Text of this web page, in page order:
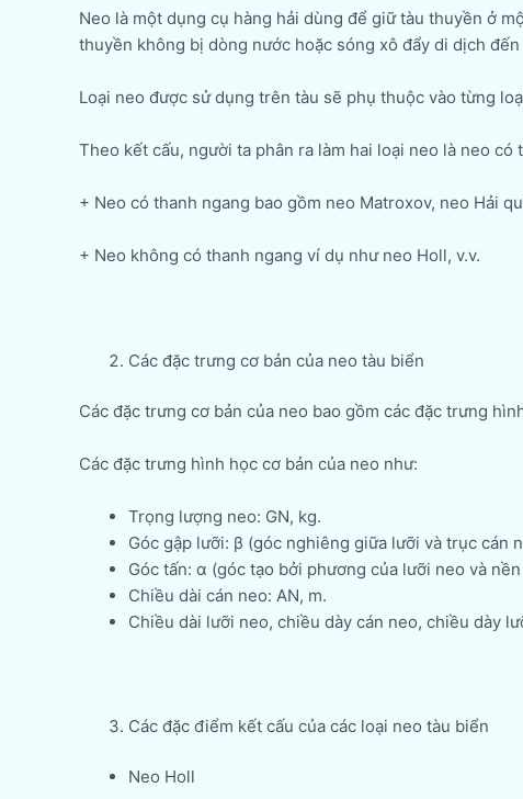
Neo là một dụng cụ hàng hải dùng để giữ tàu thuyền ở
thuyền không bị dòng nước hoặc sóng xô đẩy di dịch
Loại neo được sử dụng trên tàu sẽ phụ thuộc vào từng
Theo kết cấu, người ta phân ra làm hai loại neo là neo
+ Neo có thanh ngang bao gồm neo Matroxov, neo Hải
+ Neo không có thanh ngang ví dụ như neo Holl, v.v.
Các đặc trưng cơ bản của neo tàu biển
Các đặc trưng cơ bản của neo bao gồm các đặc trưng
Các đặc trưng hình học cơ bản của neo như:
Trọng lượng neo: GN, kg.
Góc gập lưỡi: β (góc nghiêng giữa lưỡi và trục cán
Góc tấn: α (góc tạo bởi phương của lưỡi neo và
Chiều dài cán neo: AN, m.
Chiều dài lưỡi neo, chiều dày cán neo, chiều dày
Các đặc điểm kết cấu của các loại neo tàu biển
Neo Holl